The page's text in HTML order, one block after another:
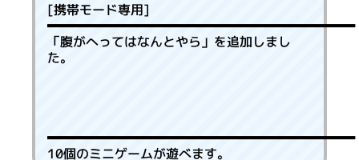
[携帯モード専用]

「腹がへってはなんとやら」を追加しまし
た。

10個のミニゲームが遊べます。